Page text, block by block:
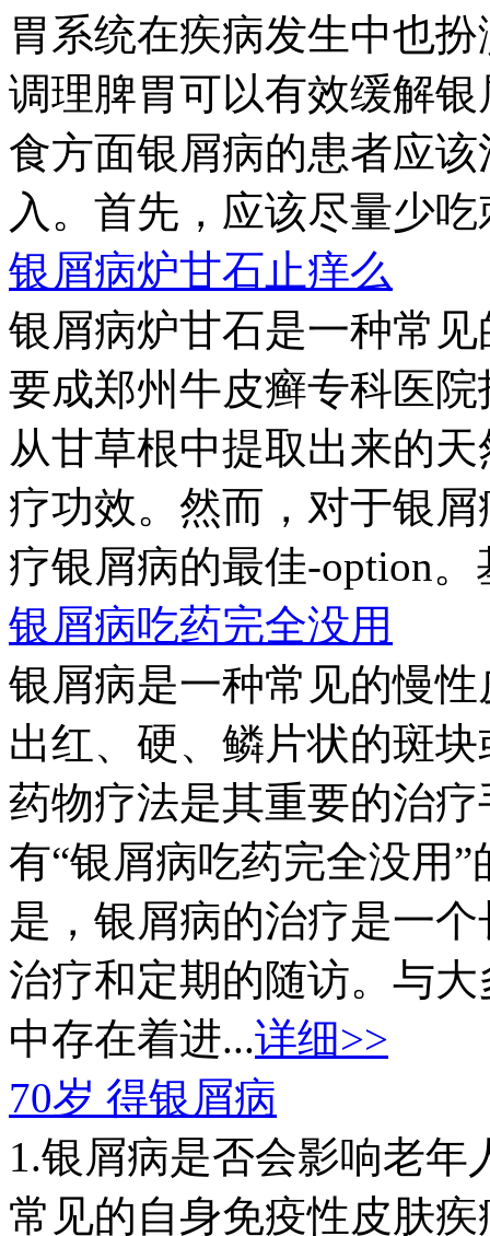
胃系统在疾病发生中也
调理脾胃可以有效缓解
食方面银屑病的患者应
入。首先，应该尽量少吃
银屑病炉甘石止痒么
银屑病炉甘石是一种常
要成郑州牛皮癣专科医
从甘草根中提取出来的
疗功效。然而，对于银
疗银屑病的最佳-option。
银屑病吃药完全没用
银屑病是一种常见的慢
出红、硬、鳞片状的斑
药物疗法是其重要的治
有“银屑病吃药完全没用
是，银屑病的治疗是一
治疗和定期的随访。与
中存在着进...详细>>
70岁 得银屑病
1.银屑病是否会影响老
常见的自身免疫性皮肤